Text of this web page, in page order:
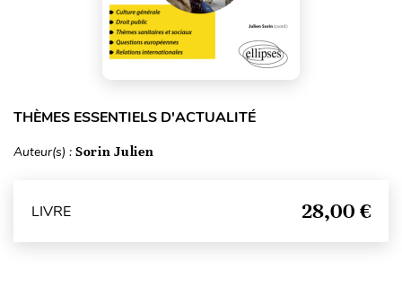
THÈMES ESSENTIELS D'ACTUALITÉ
Auteur(s) : Sorin Julien
LIVRE 28,00 €